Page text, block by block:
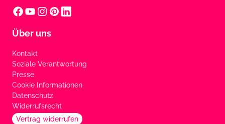
Über uns
Kontakt
Soziale Verantwortung
Presse
Cookie Informationen
Datenschutz
Widerrufsrecht
Vertrag widerrufen